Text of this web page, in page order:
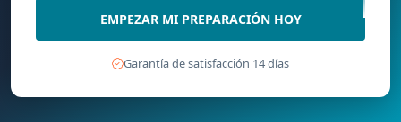
EMPEZAR MI PREPARACIÓN HOY
Garantía de satisfacción 14 días